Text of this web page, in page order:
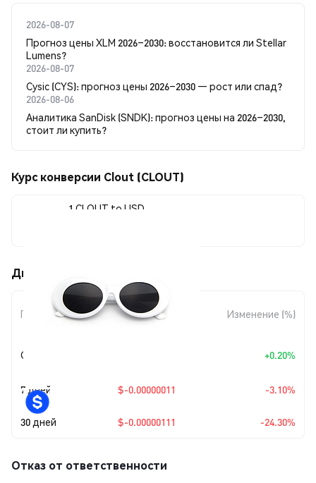
2026-08-07
Прогноз цены XLM 2026–2030: восстановится ли Stellar
Lumens?
2026-08-07
Cysic (CYS): прогноз цены 2026–2030 — рост или спад?
2026-08-06
Аналитика SanDisk (SNDK): прогноз цены на 2026–2030,
стоит ли купить?
Курс конверсии Clout (CLOUT)
1 CLOUT to USD
Движения цены Clout (CLOUT)
Период
Изменение
суммы
Изменение (%)
Сегодня +0.20%
7 дней $-0.00000011 -3.10%
30 дней $-0.00000111 -24.30%
Отказ от ответственности